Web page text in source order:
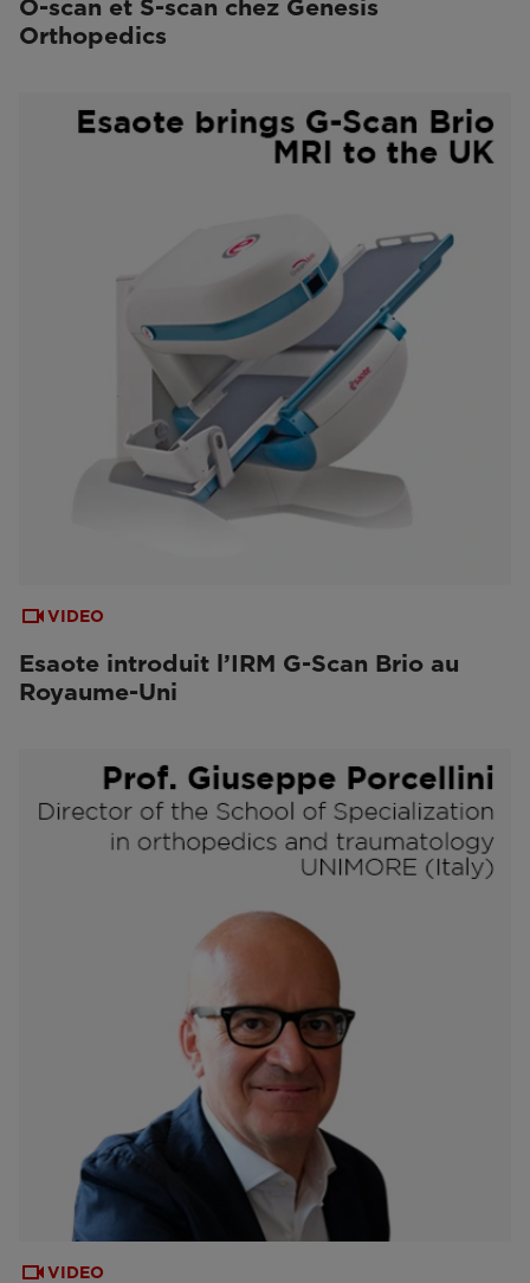
O-scan et S-scan chez Genesis
Orthopedics
VIDEO
Esaote introduit l’IRM G-Scan Brio au
Royaume-Uni
VIDEO